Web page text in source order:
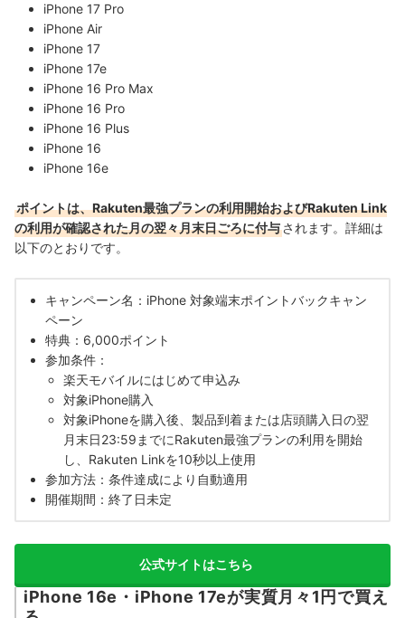
iPhone 17 Pro
iPhone Air
iPhone 17
iPhone 17e
iPhone 16 Pro Max
iPhone 16 Pro
iPhone 16 Plus
iPhone 16
iPhone 16e
ポイントは、Rakuten最強プランの利用開始およびRakuten Link
の利用が確認された月の翌々月末日ごろに付与されます。詳細は
以下のとおりです。
キャンペーン名：iPhone 対象端末ポイントバックキャン
ペーン
特典：6,000ポイント
参加条件：
楽天モバイルにはじめて申込み
対象iPhone購入
対象iPhoneを購入後、製品到着または店頭購入日の翌
月末日23:59までにRakuten最強プランの利用を開始
し、Rakuten Linkを10秒以上使用
参加方法：条件達成により自動適用
開催期間：終了日未定
公式サイトはこちら
iPhone 16e・iPhone 17eが実質月々1円で買え